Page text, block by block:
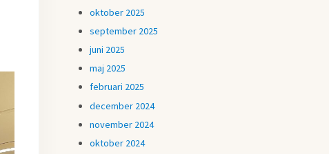
oktober 2025
september 2025
juni 2025
maj 2025
februari 2025
december 2024
november 2024
oktober 2024